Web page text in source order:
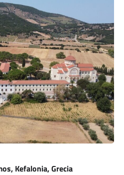
Kefalonia, Grecia